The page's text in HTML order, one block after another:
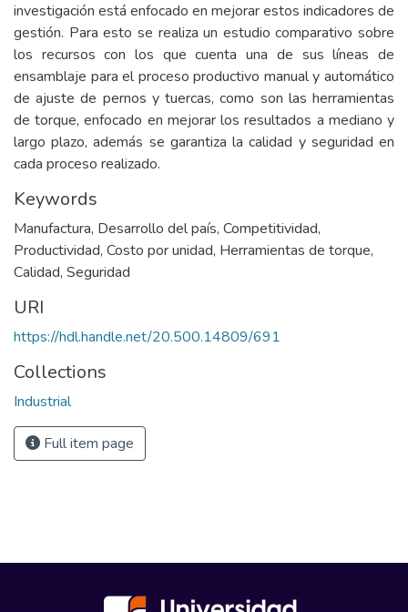
investigación está enfocado en mejorar estos indicadores de
gestión. Para esto se realiza un estudio comparativo sobre
los recursos con los que cuenta una de sus líneas de
ensamblaje para el proceso productivo manual y automático
de ajuste de pernos y tuercas, como son las herramientas
de torque, enfocado en mejorar los resultados a mediano y
largo plazo, además se garantiza la calidad y seguridad en
cada proceso realizado.
Keywords
Manufactura, Desarrollo del país, Competitividad,
Productividad, Costo por unidad, Herramientas de torque,
Calidad, Seguridad
URI
https://hdl.handle.net/20.500.14809/691
Collections
Industrial
Full item page